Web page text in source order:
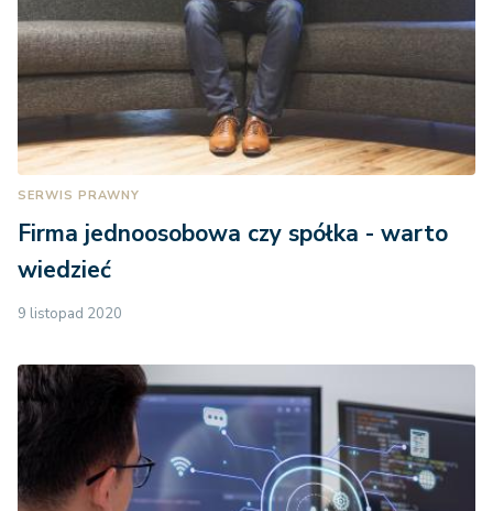
SERWIS PRAWNY
Firma jednoosobowa czy spółka - warto
wiedzieć
9 listopad 2020